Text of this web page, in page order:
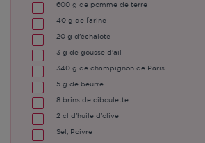
600 g de pomme de terre
40 g de farine
20 g d'échalote
3 g de gousse d'ail
340 g de champignon de Paris
5 g de beurre
8 brins de ciboulette
2 cl d'huile d'olive
Sel, Poivre